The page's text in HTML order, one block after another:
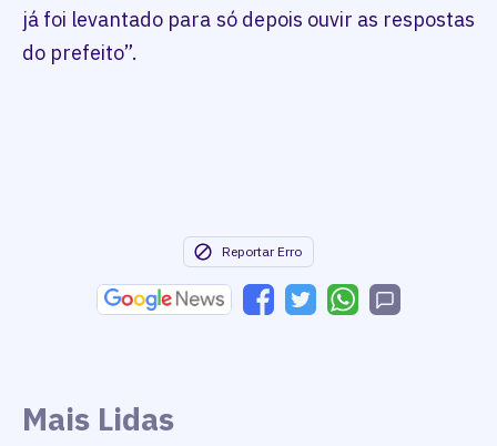
já foi levantado para só depois ouvir as respostas
do prefeito”.
Reportar Erro
Mais Lidas